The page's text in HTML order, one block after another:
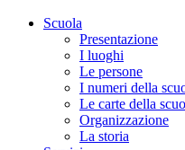
Scuola
Presentazione
I luoghi
Le persone
I numeri della
Le carte della
Organizzazione
La storia